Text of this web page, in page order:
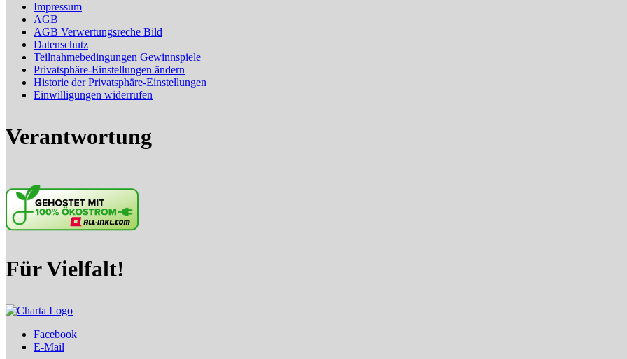
Impressum
AGB
AGB Verwertungsreche Bild
Datenschutz
Teilnahmebedingungen Gewinnspiele
Privatsphäre-Einstellungen ändern
Historie der Privatsphäre-Einstellungen
Einwilligungen widerrufen
Verantwortung
Für Vielfalt!
Facebook
E-Mail